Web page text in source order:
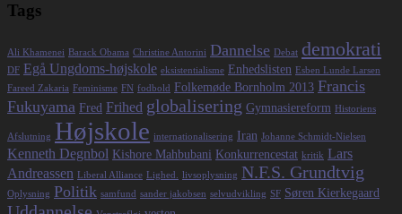
Tags
Ali Khamenei Barack Obama Christine Antorini Dannelse Debat demokrati
DF Egå Ungdoms-højskole eksistentialisme Enhedslisten Esben Lunde Larsen
Fareed Zakaria Feminisme FN fodbold Folkemøde Bornholm 2013 Francis
Fukuyama Fred Frihed globalisering Gymnasiereform Historiens
Afslutning Højskole internationalisering Iran Johanne Schmidt-Nielsen
Kenneth Degnbol Kishore Mahbubani Konkurrencestat kritik Lars
Andreassen Liberal Alliance Lighed. livsoplysning N.F.S. Grundtvig
Oplysning Politik samfund sander jakobsen selvudvikling SF Søren Kierkegaard